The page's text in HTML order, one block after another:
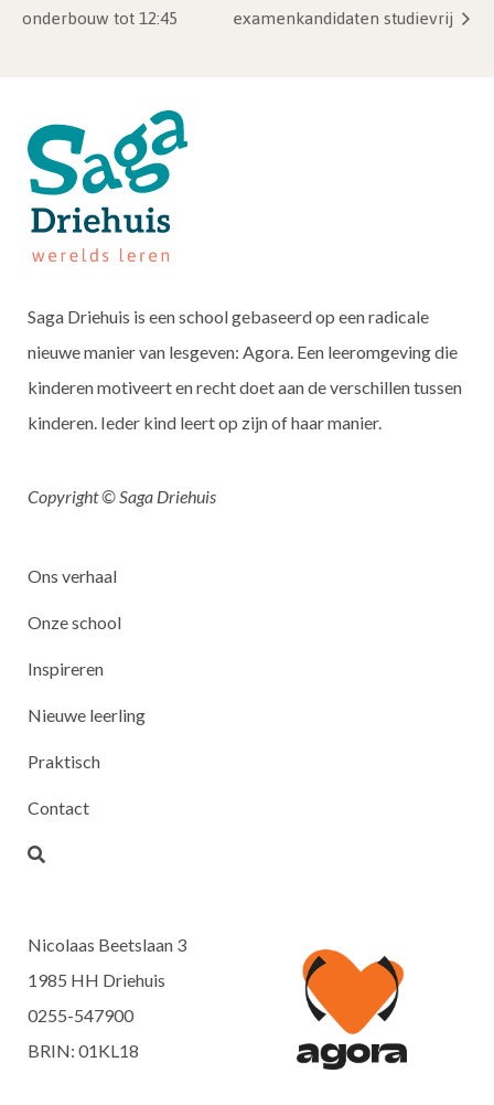
onderbouw tot 12:45
examenkandidaten studievrij
Saga Driehuis is een school gebaseerd op een radicale
nieuwe manier van lesgeven: Agora. Een leeromgeving die
kinderen motiveert en recht doet aan de verschillen tussen
kinderen. Ieder kind leert op zijn of haar manier.
Copyright © Saga Driehuis
Ons verhaal
Onze school
Inspireren
Nieuwe leerling
Praktisch
Contact
Nicolaas Beetslaan 3
1985 HH Driehuis
0255-547900
BRIN: 01KL18